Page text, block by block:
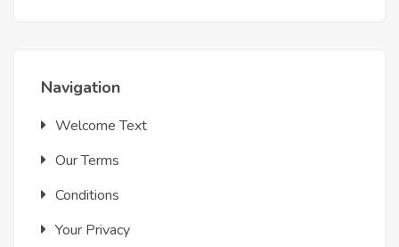
Navigation
Welcome Text
Our Terms
Conditions
Your Privacy